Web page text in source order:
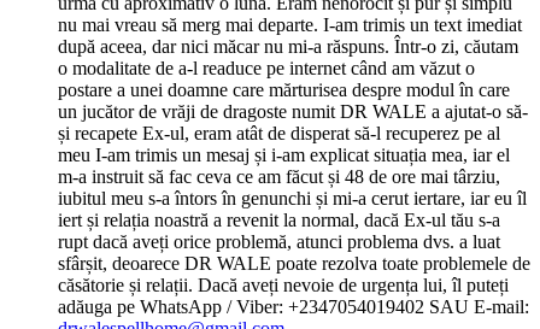
nu mai vreau să merg mai departe. I-am trimis un text imediat
după aceea, dar nici măcar nu mi-a răspuns. Într-o zi, căutam
o modalitate de a-l readuce pe internet când am văzut o
postare a unei doamne care mărturisea despre modul în care
un jucător de vrăji de dragoste numit DR WALE a ajutat-o ​​să-
și recapete Ex-ul, eram atât de disperat să-l recuperez pe al
meu I-am trimis un mesaj și i-am explicat situația mea, iar el
m-a instruit să fac ceva ce am făcut și 48 de ore mai târziu,
iubitul meu s-a întors în genunchi și mi-a cerut iertare, iar eu îl
iert și relația noastră a revenit la normal, dacă Ex-ul tău s-a
rupt dacă aveți orice problemă, atunci problema dvs. a luat
sfârșit, deoarece DR WALE poate rezolva toate problemele de
căsătorie și relații. Dacă aveți nevoie de urgența lui, îl puteți
adăuga pe WhatsApp / Viber: +2347054019402 SAU E-mail: